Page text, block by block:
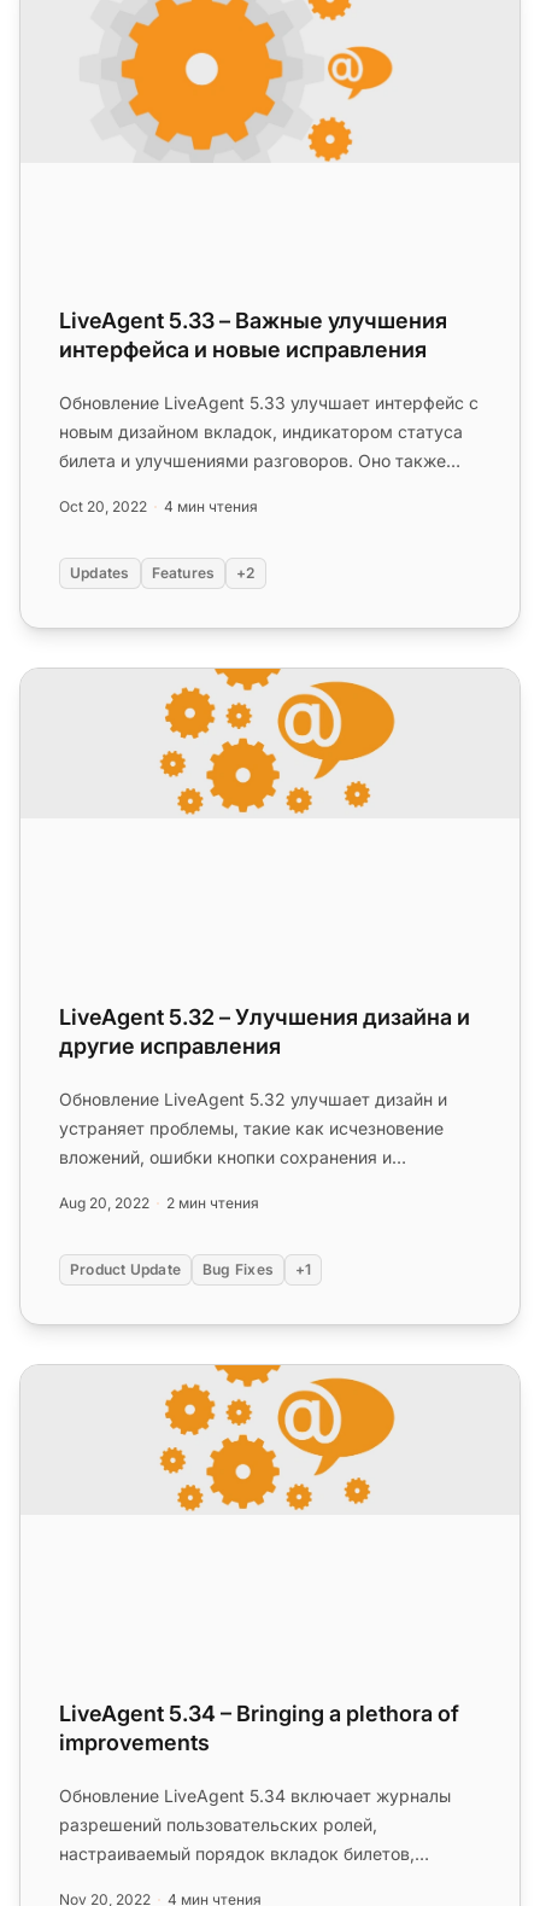
LiveAgent 5.33 – Важные улучшения
интерфейса и новые исправления
Обновление LiveAgent 5.33 улучшает интерфейс с
новым дизайном вкладок, индикатором статуса
билета и улучшениями разговоров. Оно также
Oct 20, 2022 4 мин чтения
Updates Features +2
LiveAgent 5.32 – Улучшения дизайна и другие
LiveAgent 5.32 – Улучшения дизайна и
другие исправления
Обновление LiveAgent 5.32 улучшает дизайн и
устраняет проблемы, такие как исчезновение
вложений, ошибки кнопки сохранения и
Aug 20, 2022 2 мин чтения
Product Update Bug Fixes +1
LiveAgent 5.34 – Bringing a plethora of improvements
LiveAgent 5.34 – Bringing a plethora of
improvements
Обновление LiveAgent 5.34 включает журналы
разрешений пользовательских ролей,
настраиваемый порядок вкладок билетов,
Nov 20, 2022 4 мин чтения